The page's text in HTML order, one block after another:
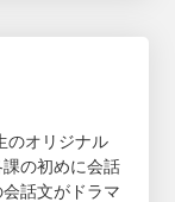
のオリジナル
の初めに会話
話文がドラマ